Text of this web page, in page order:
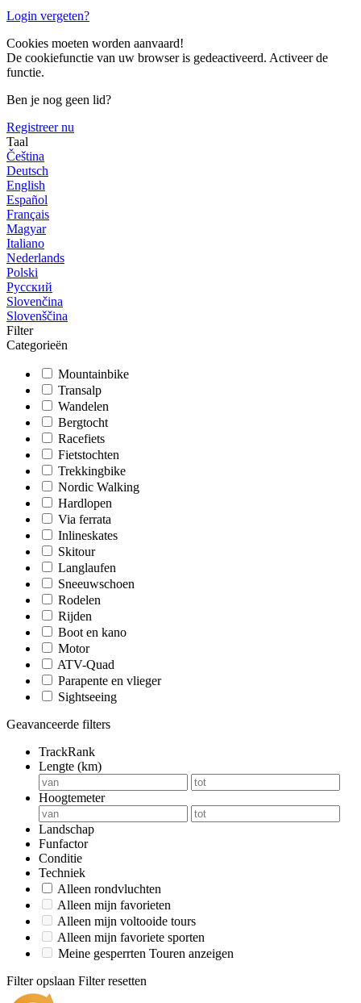
Login vergeten?
Cookies moeten worden aanvaard!
De cookiefunctie van uw browser is gedeactiveerd. Activeer de
functie.
Ben je nog geen lid?
Registreer nu
Taal
Čeština
Deutsch
English
Español
Français
Magyar
Italiano
Nederlands
Polski
Русский
Slovenčina
Slovenščina
Filter
Categorieën
Mountainbike
Transalp
Wandelen
Bergtocht
Racefiets
Fietstochten
Trekkingbike
Nordic Walking
Hardlopen
Via ferrata
Inlineskates
Skitour
Langlaufen
Sneeuwschoen
Rodelen
Rijden
Boot en kano
Motor
ATV-Quad
Parapente en vlieger
Sightseeing
Geavanceerde filters
TrackRank
Lengte (km)
Hoogtemeter
Landschap
Funfactor
Conditie
Techniek
Alleen rondvluchten
Alleen mijn favorieten
Alleen mijn voltooide tours
Alleen mijn favoriete sporten
Meine gesperrten Touren anzeigen
Filter opslaan Filter resetten